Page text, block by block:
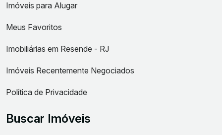
Imóveis para Alugar
Meus Favoritos
Imobiliárias em Resende - RJ
Imóveis Recentemente Negociados
Política de Privacidade
Buscar Imóveis